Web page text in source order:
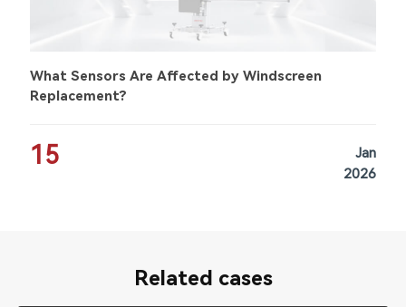
What Sensors Are Affected by Windscreen
Replacement?
15
Jan
2026
Related cases